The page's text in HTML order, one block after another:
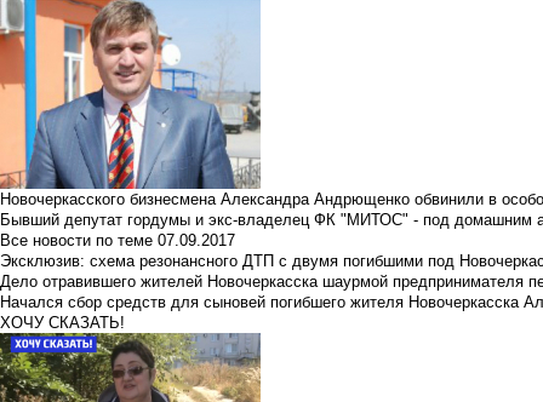
Новочеркасского бизнесмена Александра Андрющенко обвинили в
Бывший депутат гордумы и экс-владелец ФК "МИТОС" - под домашним
Все новости по теме 07.09.2017
Эксклюзив: схема резонансного ДТП с двумя погибшими под
Дело отравившего жителей Новочеркасска шаурмой предпринимателя
Начался сбор средств для сыновей погибшего жителя Новочеркасска
ХОЧУ СКАЗАТЬ!